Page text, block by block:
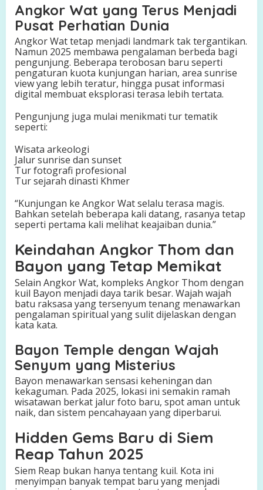
Angkor Wat yang Terus Menjadi
Pusat Perhatian Dunia
Angkor Wat tetap menjadi landmark tak tergantikan.
Namun 2025 membawa pengalaman berbeda bagi
pengunjung. Beberapa terobosan baru seperti
pengaturan kuota kunjungan harian, area sunrise
view yang lebih teratur, hingga pusat informasi
digital membuat eksplorasi terasa lebih tertata.
Pengunjung juga mulai menikmati tur tematik
seperti:
Wisata arkeologi
Jalur sunrise dan sunset
Tur fotografi profesional
Tur sejarah dinasti Khmer
“Kunjungan ke Angkor Wat selalu terasa magis.
Bahkan setelah beberapa kali datang, rasanya tetap
seperti pertama kali melihat keajaiban dunia.”
Keindahan Angkor Thom dan
Bayon yang Tetap Memikat
Selain Angkor Wat, kompleks Angkor Thom dengan
kuil Bayon menjadi daya tarik besar. Wajah wajah
batu raksasa yang tersenyum tenang menawarkan
pengalaman spiritual yang sulit dijelaskan dengan
kata kata.
Bayon Temple dengan Wajah
Senyum yang Misterius
Bayon menawarkan sensasi keheningan dan
kekaguman. Pada 2025, lokasi ini semakin ramah
wisatawan berkat jalur foto baru, spot aman untuk
naik, dan sistem pencahayaan yang diperbarui.
Hidden Gems Baru di Siem
Reap Tahun 2025
Siem Reap bukan hanya tentang kuil. Kota ini
menyimpan banyak tempat baru yang menjadi